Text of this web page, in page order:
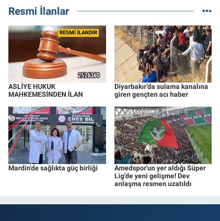
Resmi İlanlar
RESMİ İLANDIR
ASLİYE HUKUK
MAHKEMESİNDEN İLAN
Diyarbakır’da sulama kanalına
giren gençten acı haber
Mardin'de sağlıkta güç birliği
Amedspor'un yer aldığı Süper
Lig'de yeni gelişme! Dev
anlaşma resmen uzatıldı